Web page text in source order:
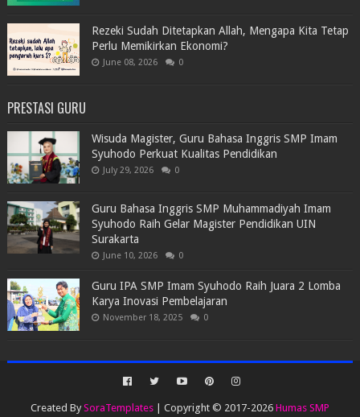
Rezeki Sudah Ditetapkan Allah, Mengapa Kita Tetap
Perlu Memikirkan Ekonomi?
June 08, 2026 0
PRESTASI GURU
Wisuda Magister, Guru Bahasa Inggris SMP Imam
Syuhodo Perkuat Kualitas Pendidikan
July 29, 2026 0
Guru Bahasa Inggris SMP Muhammadiyah Imam
Syuhodo Raih Gelar Magister Pendidikan UIN
Surakarta
June 10, 2026 0
Guru IPA SMP Imam Syuhodo Raih Juara 2 Lomba
Karya Inovasi Pembelajaran
November 18, 2025 0
Created By SoraTemplates| Copyright © 2017-2026 Humas SMP